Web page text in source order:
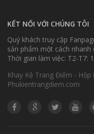
KẾT NỐI VỚI CHÚNG TÔI
Quý khách truy cập
sản phẩm một cách nhanh
Thời gian làm việc: T2-T7:
Khay Kệ Trang Điểm -
Phukientrangdiem.com